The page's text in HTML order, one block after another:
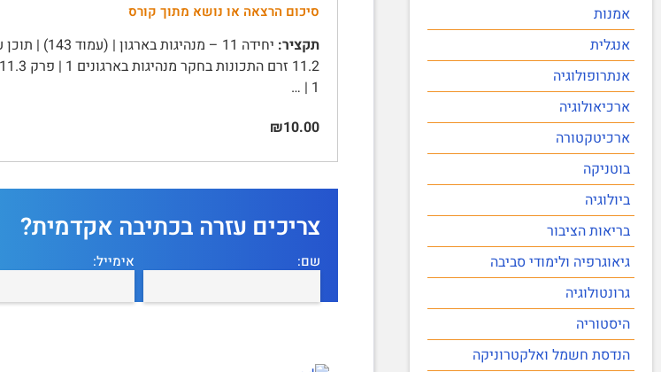
אמנות
אנגלית
אנתרופולוגיה
ארכיאולוגיה
ארכיטקטורה
בוטניקה
ביולוגיה
בריאות הציבור
גיאוגרפיה ולימודי סביבה
גרונטולוגיה
היסטוריה
הנדסת חשמל ואלקטרוניקה
סיכום הרצאה או נושא מתוך קורס
תקציר:
1 | …
₪10.00
צריכים עזרה בכתיבה אקדמית?
שם: אימייל: